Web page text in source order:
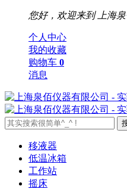
您好，欢迎来到 上海
个人中心
我的收藏
购物车 0
消息
移液器
低温冰箱
工作站
摇床